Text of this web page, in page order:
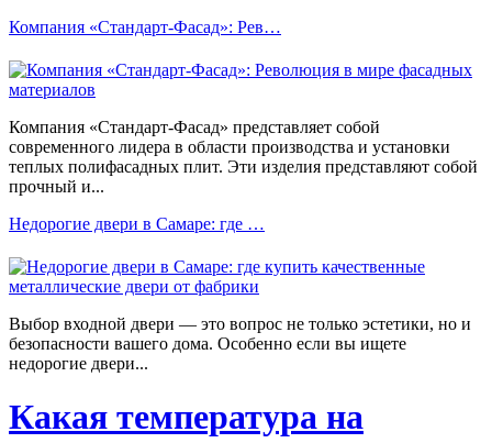
Компания «Стандарт-Фасад»: Рев…
Компания «Стандарт-Фасад» представляет собой
современного лидера в области производства и установки
теплых полифасадных плит. Эти изделия представляют собой
прочный и...
Недорогие двери в Самаре: где …
Выбор входной двери — это вопрос не только эстетики, но и
безопасности вашего дома. Особенно если вы ищете
недорогие двери...
Какая температура на